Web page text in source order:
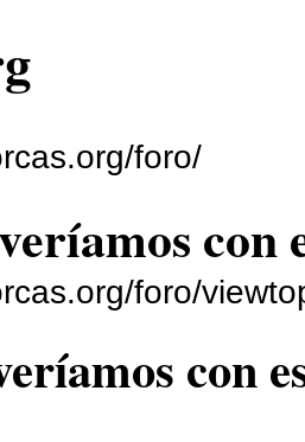
foro/
con
foro/
con